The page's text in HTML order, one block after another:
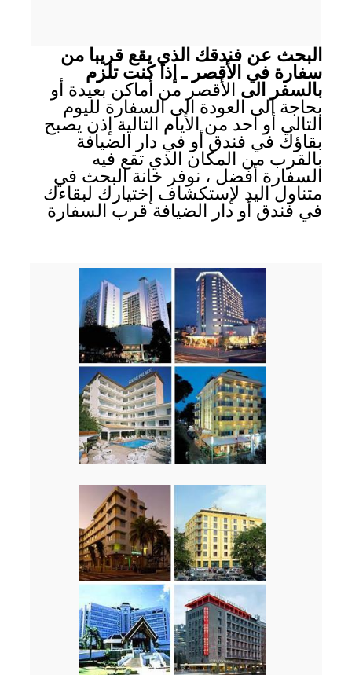
البحث عن فندقك الذي يقع قريبا من
سفارة في الأقصر ـ إذا كنت تلزم
بالسفر الى الأقصر من أماكن بعيدة أو
بحاجة الى العودة الى السفارة لليوم
التالي أو احد من الأيام التالية إذن يصبح
بقاؤك في فندق أو في دار الضيافة
بالقرب من المكان الذي تقع فيه
السفارة أفضل ، نوفر خانة البحث في
متناول اليد لإستكشاف إختيارك لبقاءك
في فندق أو دار الضيافة قرب السفارة